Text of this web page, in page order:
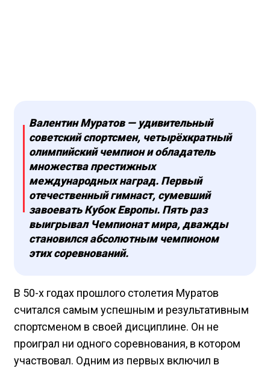
Валентин Муратов — удивительный
советский спортсмен, четырёхкратный
олимпийский чемпион и обладатель
множества престижных
международных наград. Первый
отечественный гимнаст, сумевший
завоевать Кубок Европы. Пять раз
выигрывал Чемпионат мира, дважды
становился абсолютным чемпионом
этих соревнований.
В 50-х годах прошлого столетия Муратов
считался самым успешным и результативным
спортсменом в своей дисциплине. Он не
проиграл ни одного соревнования, в котором
участвовал. Одним из первых включил в